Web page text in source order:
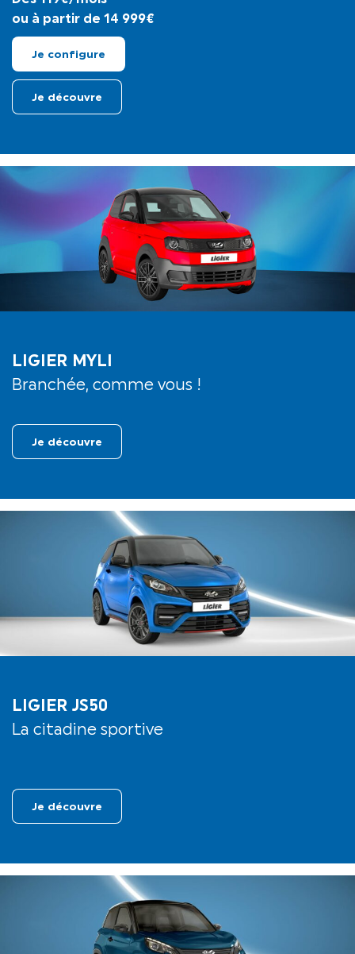
ou à partir de 14 999€
Je configure
Je découvre
LIGIER MYLI
Branchée, comme vous !
Je découvre
LIGIER JS50
La citadine sportive
Je découvre